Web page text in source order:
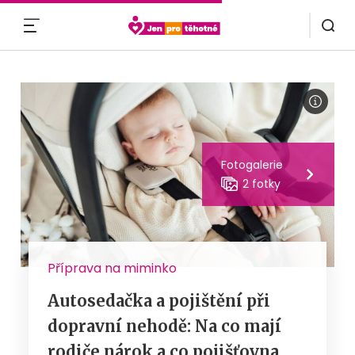
Fotogalerie
2 fotky
Příprava na miminko
Autosedačka a pojištění při
dopravní nehodě: Na co mají